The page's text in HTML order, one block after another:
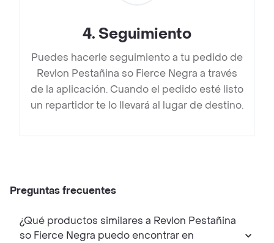
4. Seguimiento
Puedes hacerle seguimiento a tu pedido de
Revlon Pestañina so Fierce Negra a través
de la aplicación. Cuando el pedido esté listo
un repartidor te lo llevará al lugar de destino.
Preguntas frecuentes
¿Qué productos similares a Revlon Pestañina
so Fierce Negra puedo encontrar en